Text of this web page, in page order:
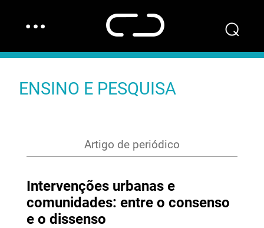
… ⌕
ENSINO E PESQUISA
Artigo de periódico
Intervenções urbanas e
comunidades: entre o consenso
e o dissenso